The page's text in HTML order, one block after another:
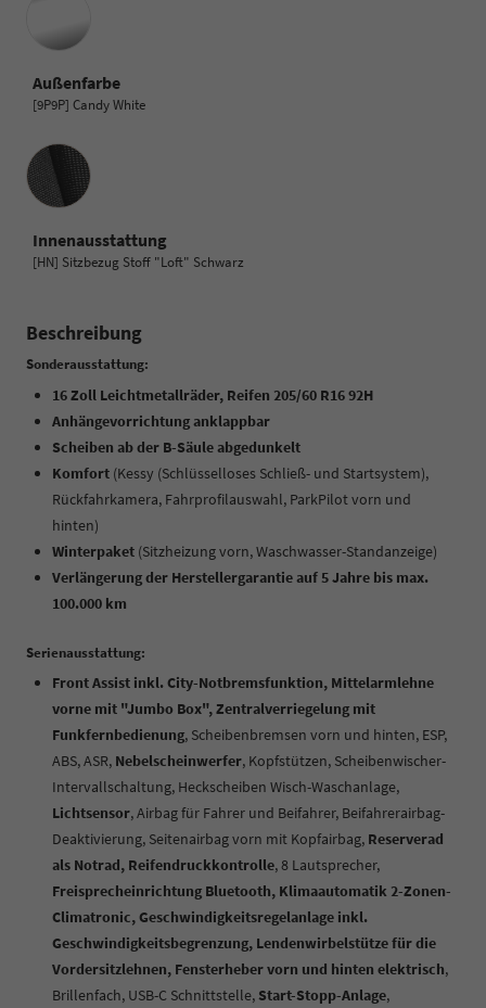
Außenfarbe
[9P9P] Candy White
Innenausstattung
Innenausstattung
[HN] Sitzbezug Stoff "Loft" Schwarz
Beschreibung
Sonderausstattung:
16 Zoll Leichtmetallräder, Reifen 205/60 R16 92H
Anhängevorrichtung anklappbar
Scheiben ab der B-Säule abgedunkelt
Komfort (Kessy (Schlüsselloses Schließ- und Startsystem),
Rückfahrkamera, Fahrprofilauswahl, ParkPilot vorn und
hinten)
Winterpaket (Sitzheizung vorn, Waschwasser-Standanzeige)
Verlängerung der Herstellergarantie auf 5 Jahre bis max.
100.000 km
Serienausstattung:
Front Assist inkl. City-Notbremsfunktion, Mittelarmlehne
vorne mit "Jumbo Box", Zentralverriegelung mit
Funkfernbedienung, Scheibenbremsen vorn und hinten, ESP,
ABS, ASR, Nebelscheinwerfer, Kopfstützen, Scheibenwischer-
Intervallschaltung, Heckscheiben Wisch-Waschanlage,
Lichtsensor, Airbag für Fahrer und Beifahrer, Beifahrerairbag-
Deaktivierung, Seitenairbag vorn mit Kopfairbag, Reserverad
als Notrad, Reifendruckkontrolle, 8 Lautsprecher,
Freisprecheinrichtung Bluetooth, Klimaautomatik 2-Zonen-
Climatronic, Geschwindigkeitsregelanlage inkl.
Geschwindigkeitsbegrenzung, Lendenwirbelstütze für die
Vordersitzlehnen, Fensterheber vorn und hinten elektrisch,
Brillenfach, USB-C Schnittstelle, Start-Stopp-Anlage,